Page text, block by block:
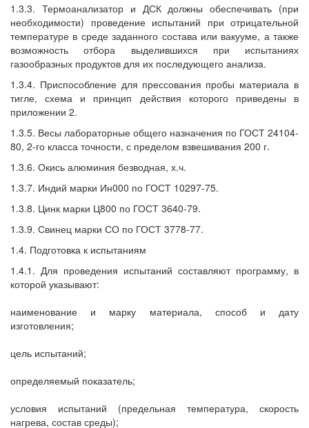
1.3.3. Термоанализатор и ДСК должны обеспечивать (при
необходимости) проведение испытаний при отрицательной
температуре в среде заданного состава или вакууме, а также
возможность отбора выделившихся при испытаниях
газообразных продуктов для их последующего анализа.
1.3.4. Приспособление для прессования пробы материала в
тигле, схема и принцип действия которого приведены в
приложении 2.
1.3.5. Весы лабораторные общего назначения по ГОСТ 24104-
80, 2-го класса точности, с пределом взвешивания 200 г.
1.3.6. Окись алюминия безводная, х.ч.
1.3.7. Индий марки Ин000 по ГОСТ 10297-75.
1.3.8. Цинк марки Ц800 по ГОСТ 3640-79.
1.3.9. Свинец марки СО по ГОСТ 3778-77.
1.4. Подготовка к испытаниям
1.4.1. Для проведения испытаний составляют программу, в
которой указывают:
наименование и марку материала, способ и дату
изготовления;
цель испытаний;
определяемый показатель;
условия испытаний (предельная температура, скорость
нагрева, состав среды);